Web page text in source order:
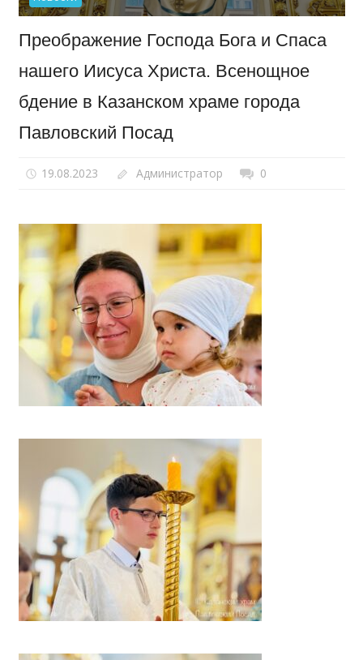
Преображение Господа Бога и Спаса
нашего Иисуса Христа. Всенощное
бдение в Казанском храме города
Павловский Посад
19.08.2023 Администратор 0